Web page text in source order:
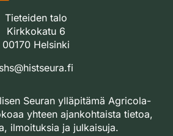
Tieteiden talo
Kirkkokatu 6
00170 Helsinki
shs@histseura.fi
Seuran ylläpitämä Agricola-
yhteen ajankohtaista tietoa,
ilmoituksia ja julkaisuja.